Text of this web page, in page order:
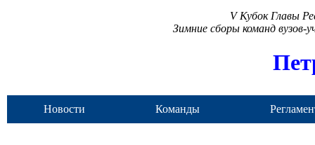
V Кубок Главы
Зимние сборы команд
Новости Команды